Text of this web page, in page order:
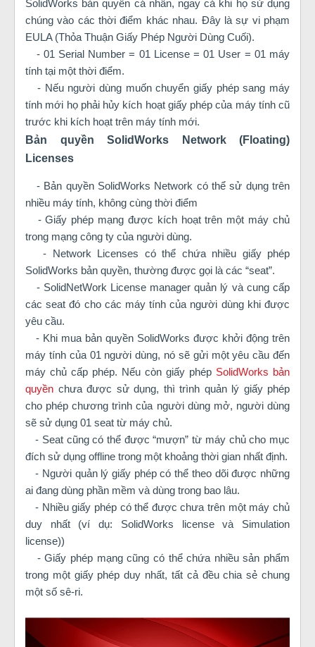
SolidWorks bản quyền cá nhân, ngay cả khi họ sử dụng
chúng vào các thời điểm khác nhau. Đây là sự vi phạm
EULA (Thỏa Thuận Giấy Phép Người Dùng Cuối).
- 01 Serial Number = 01 License = 01 User = 01 máy
tính tại một thời điểm.
- Nếu người dùng muốn chuyển giấy phép sang máy
tính mới họ phải hủy kích hoạt giấy phép của máy tính cũ
trước khi kích hoạt trên máy tính mới.
Bản quyền SolidWorks Network (Floating)
Licenses
- Bản quyền SolidWorks Network có thể sử dụng trên
nhiều máy tính, không cùng thời điểm
- Giấy phép mạng được kích hoạt trên một máy chủ
trong mạng công ty của người dùng.
- Network Licenses có thể chứa nhiều giấy phép
SolidWorks bản quyền, thường được gọi là các “seat”.
- SolidNetWork License manager quản lý và cung cấp
các seat đó cho các máy tính của người dùng khi được
yêu cầu.
- Khi mua bản quyền SolidWorks được khởi động trên
máy tính của 01 người dùng, nó sẽ gửi một yêu cầu đến
máy chủ cấp phép. Nếu còn giấy phép SolidWorks bản
quyền chưa được sử dụng, thì trình quản lý giấy phép
cho phép chương trình của người dùng mở, người dùng
sẽ sử dụng 01 seat từ máy chủ.
- Seat cũng có thể được “mượn” từ máy chủ cho mục
đích sử dụng offline trong một khoảng thời gian nhất định.
- Người quản lý giấy phép có thể theo dõi được những
ai đang dùng phần mềm và dùng trong bao lâu.
- Nhiều giấy phép có thể được chưa trên một máy chủ
duy nhất (ví dụ: SolidWorks license và Simulation
license))
- Giấy phép mạng cũng có thể chứa nhiều sản phẩm
trong một giấy phép duy nhất, tất cả đều chia sẻ chung
một số sê-ri.